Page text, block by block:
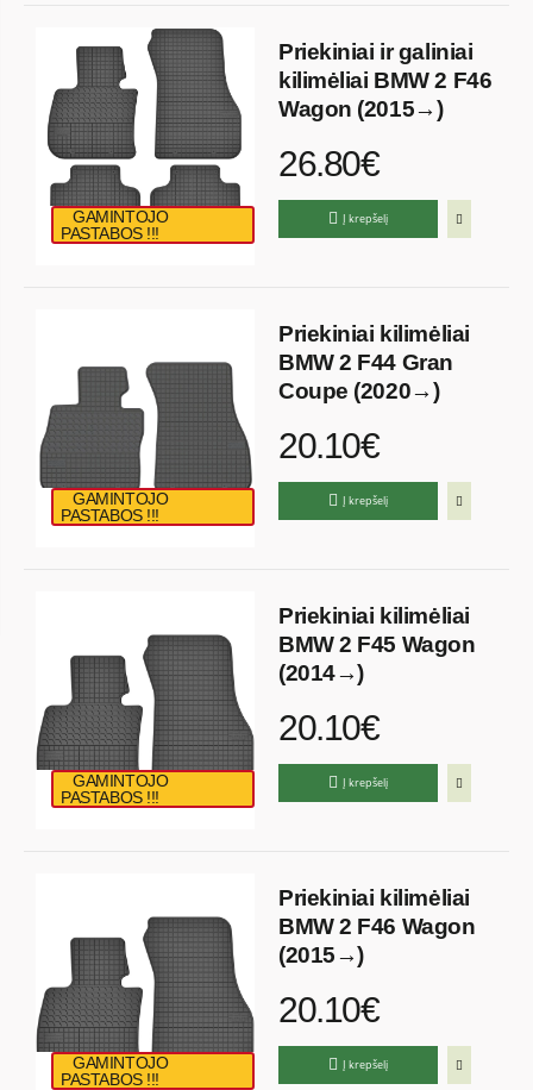
GAMINTOJO
PASTABOS !!!
Priekiniai ir galiniai
kilimėliai BMW 2 F46
Wagon (2015→)
26.80€
Į krepšelį
GAMINTOJO
PASTABOS !!!
Priekiniai kilimėliai
BMW 2 F44 Gran
Coupe (2020→)
20.10€
Į krepšelį
GAMINTOJO
PASTABOS !!!
Priekiniai kilimėliai
BMW 2 F45 Wagon
(2014→)
20.10€
Į krepšelį
GAMINTOJO
PASTABOS !!!
Priekiniai kilimėliai
BMW 2 F46 Wagon
(2015→)
20.10€
Į krepšelį